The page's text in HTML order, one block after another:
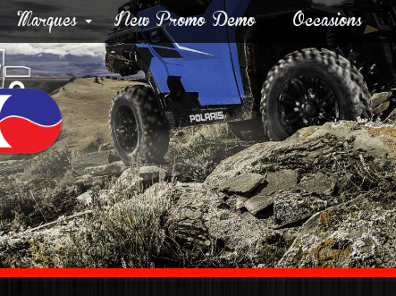
Marques New Promo Demo Occasions